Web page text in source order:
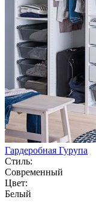
Гардеробная Гурупа
Стиль:
Современный
Цвет:
Белый